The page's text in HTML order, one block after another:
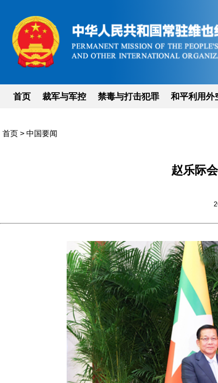
首页 裁军与军控 禁毒与打击犯罪 和平利用外
首页 > 中国要闻
赵乐际